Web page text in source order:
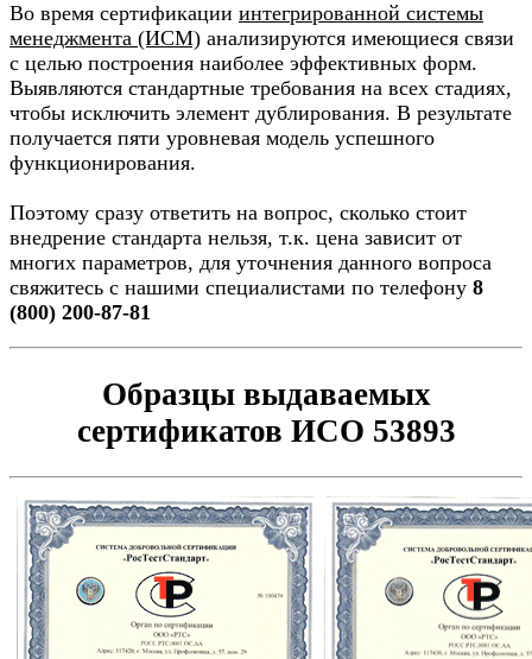
Во время сертификации интегрированной системы
менеджмента (ИСМ) анализируются имеющиеся связи
с целью построения наиболее эффективных форм.
Выявляются стандартные требования на всех стадиях,
чтобы исключить элемент дублирования. В результате
получается пяти уровневая модель успешного
функционирования.
Поэтому сразу ответить на вопрос, сколько стоит
внедрение стандарта нельзя, т.к. цена зависит от
многих параметров, для уточнения данного вопроса
свяжитесь с нашими специалистами по телефону 8
(800) 200-87-81
Образцы выдаваемых
сертификатов ИСО 53893